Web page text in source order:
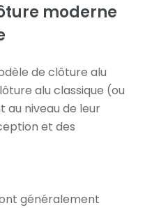
moderne
de clôture alu
alu classique (ou
niveau de leur
et des
généralement